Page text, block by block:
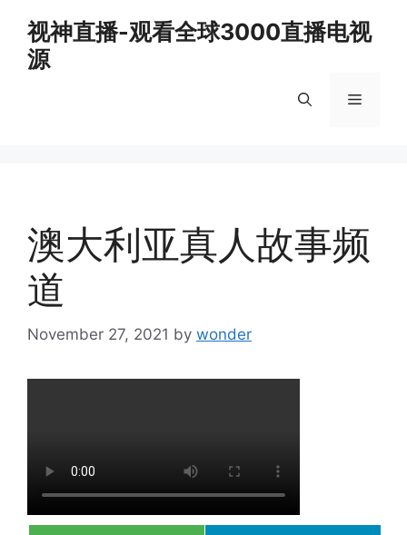
content
视神直播-观看全球3000直播电视
源
Menu
澳大利亚真人故事频
道
November 27, 2021 by wonder